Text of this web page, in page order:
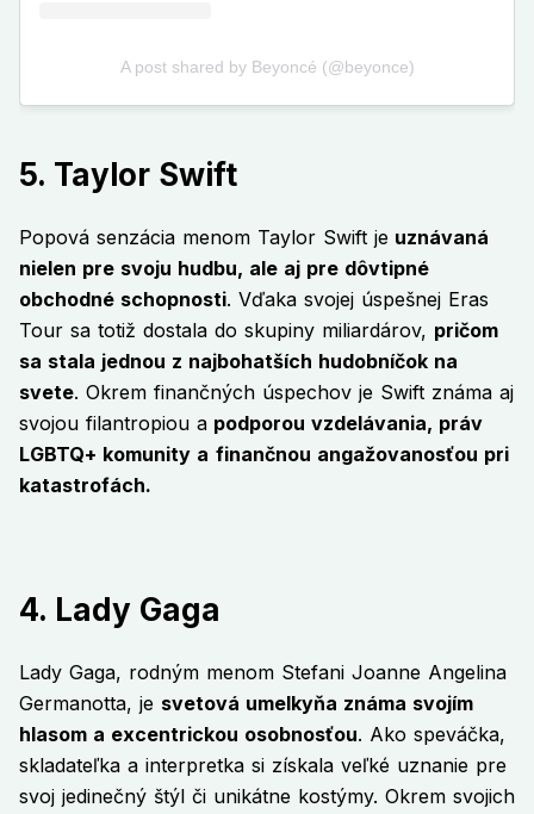
5. Taylor Swift
Popová senzácia menom Taylor Swift je uznávaná
nielen pre svoju hudbu, ale aj pre dôvtipné
obchodné schopnosti. Vďaka svojej úspešnej Eras
Tour sa totiž dostala do skupiny miliardárov, pričom
sa stala jednou z najbohatších hudobníčok na
svete. Okrem finančných úspechov je Swift známa aj
svojou filantropiou a podporou vzdelávania, práv
LGBTQ+ komunity a finančnou angažovanosťou pri
katastrofách.
4. Lady Gaga
Lady Gaga, rodným menom Stefani Joanne Angelina
Germanotta, je svetová umelkyňa známa svojím
hlasom a excentrickou osobnosťou. Ako speváčka,
skladateľka a interpretka si získala veľké uznanie pre
svoj jedinečný štýl či unikátne kostýmy. Okrem svojich